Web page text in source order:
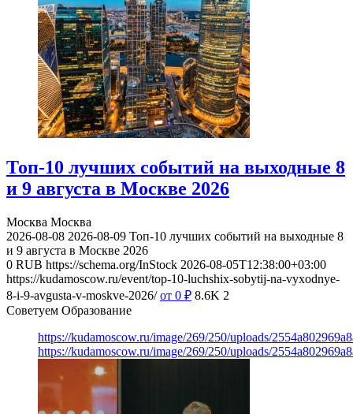
Топ-10 лучших событий на выходные 8
и 9 августа в Москве 2026
Москва Москва
2026-08-08 2026-08-09 Топ-10 лучших событий на выходные 8
и 9 августа в Москве 2026
0 RUB https://schema.org/InStock 2026-08-05T12:38:00+03:00
https://kudamoscow.ru/event/top-10-luchshix-sobytij-na-vyxodnye-
8-i-9-avgusta-v-moskve-2026/ от 0 ₽ 8.6K 2
Советуем Образование
https://kudamoscow.ru/image/269/250/uploads/
https://kudamoscow.ru/image/269/250/uploads/